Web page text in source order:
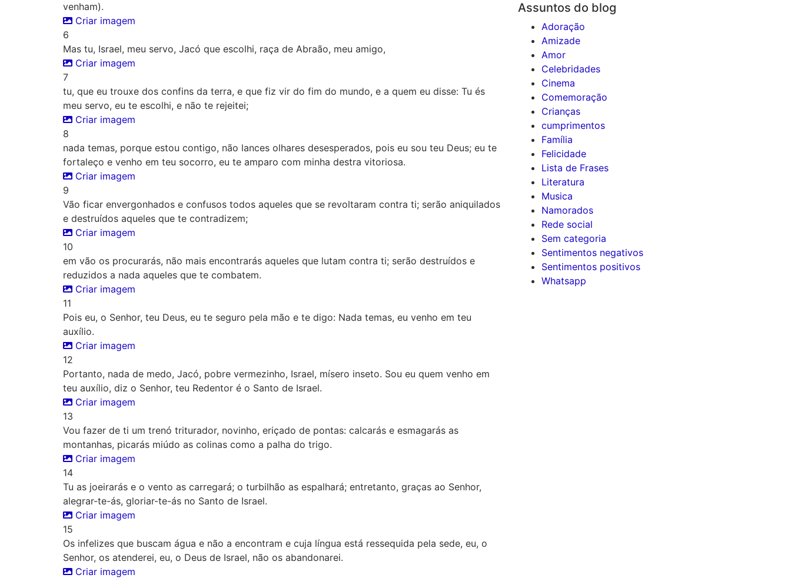
venham).
Criar imagem
6
Mas tu, Israel, meu servo, Jacó que escolhi, raça de Abraão, meu amigo,
Criar imagem
7
tu, que eu trouxe dos confins da terra, e que fiz vir do fim do mundo, e a quem eu disse: Tu és
meu servo, eu te escolhi, e não te rejeitei;
Criar imagem
8
nada temas, porque estou contigo, não lances olhares desesperados, pois eu sou teu Deus; eu te
fortaleço e venho em teu socorro, eu te amparo com minha destra vitoriosa.
Criar imagem
9
Vão ficar envergonhados e confusos todos aqueles que se revoltaram contra ti; serão aniquilados
e destruídos aqueles que te contradizem;
Criar imagem
10
em vão os procurarás, não mais encontrarás aqueles que lutam contra ti; serão destruídos e
reduzidos a nada aqueles que te combatem.
Criar imagem
11
Pois eu, o Senhor, teu Deus, eu te seguro pela mão e te digo: Nada temas, eu venho em teu
auxílio.
Criar imagem
12
Portanto, nada de medo, Jacó, pobre vermezinho, Israel, mísero inseto. Sou eu quem venho em
teu auxílio, diz o Senhor, teu Redentor é o Santo de Israel.
Criar imagem
13
Vou fazer de ti um trenó triturador, novinho, eriçado de pontas: calcarás e esmagarás as
montanhas, picarás miúdo as colinas como a palha do trigo.
Criar imagem
14
Tu as joeirarás e o vento as carregará; o turbilhão as espalhará; entretanto, graças ao Senhor,
alegrar-te-ás, gloriar-te-ás no Santo de Israel.
Criar imagem
15
Os infelizes que buscam água e não a encontram e cuja língua está ressequida pela sede, eu, o
Senhor, os atenderei, eu, o Deus de Israel, não os abandonarei.
Criar imagem
Assuntos do blog
Adoração
Amizade
Amor
Celebridades
Cinema
Comemoração
Crianças
cumprimentos
Família
Felicidade
Lista de Frases
Literatura
Musica
Namorados
Rede social
Sem categoria
Sentimentos negativos
Sentimentos positivos
Whatsapp